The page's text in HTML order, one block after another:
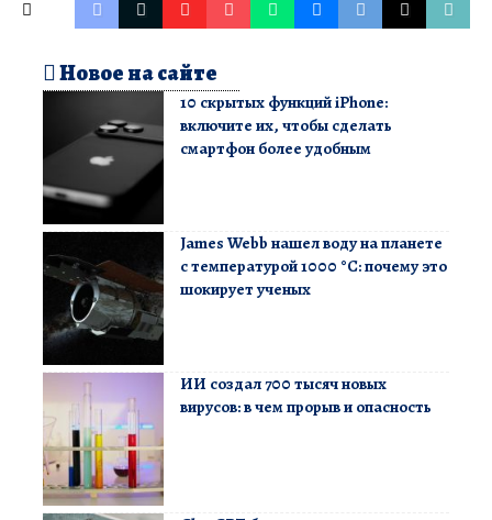
Новое на сайте
10 скрытых функций iPhone:
включите их, чтобы сделать
смартфон более удобным
James Webb нашел воду на планете
с температурой 1000 °C: почему это
шокирует ученых
ИИ создал 700 тысяч новых
вирусов: в чем прорыв и опасность